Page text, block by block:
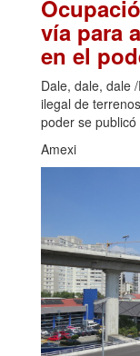
vía para
en el
Dale, dale, dale
ilegal de
poder se
Amexi